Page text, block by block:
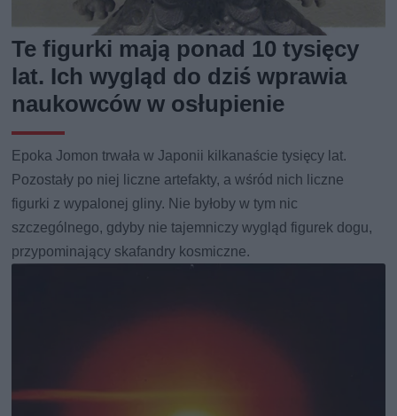
Te figurki mają ponad 10 tysięcy
lat. Ich wygląd do dziś wprawia
naukowców w osłupienie
Epoka Jomon trwała w Japonii kilkanaście tysięcy lat.
Pozostały po niej liczne artefakty, a wśród nich liczne
figurki z wypalonej gliny. Nie byłoby w tym nic
szczególnego, gdyby nie tajemniczy wygląd figurek dogu,
przypominający skafandry kosmiczne.